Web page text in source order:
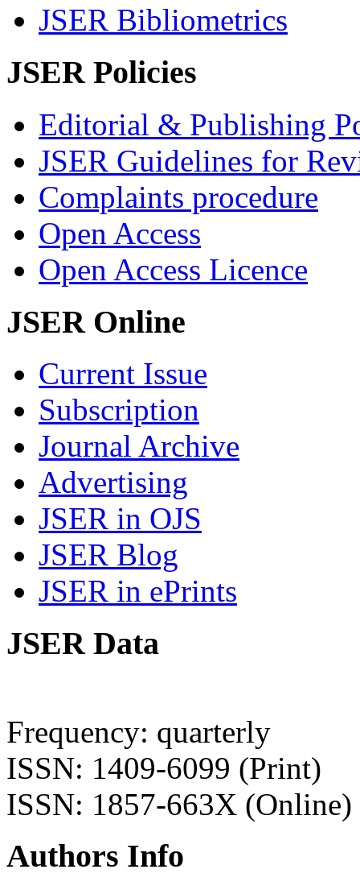
JSER Bibliometrics
JSER Policies
Editorial & Publishing
JSER Guidelines for
Complaints procedure
Open Access
Open Access Licence
JSER Online
Current Issue
Subscription
Journal Archive
Advertising
JSER in OJS
JSER Blog
JSER in ePrints
JSER Data
Frequency: quarterly
ISSN: 1409-6099 (Print)
ISSN: 1857-663X (Online)
Authors Info